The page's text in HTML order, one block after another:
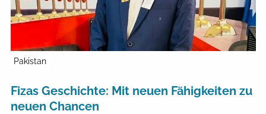
Pakistan
Fizas Geschichte: Mit neuen Fähigkeiten zu
neuen Chancen